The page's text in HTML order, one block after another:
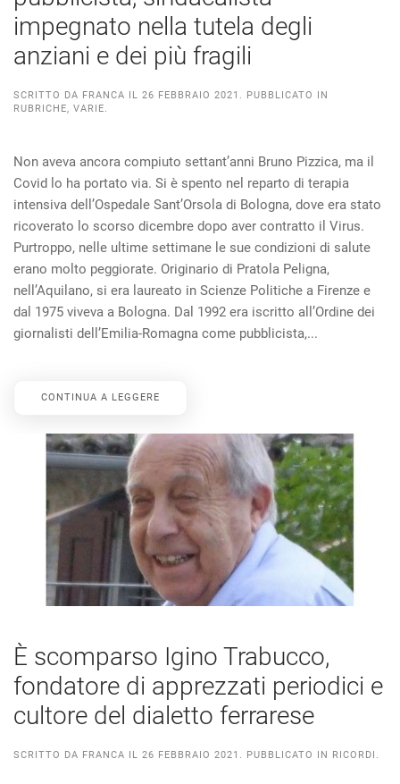
impegnato nella tutela degli
anziani e dei più fragili
SCRITTO DA FRANCA IL 26 FEBBRAIO 2021
. PUBBLICATO IN
RUBRICHE
VARIE
Non aveva ancora compiuto settant’anni Bruno Pizzica, ma il
Covid lo ha portato via. Si è spento nel reparto di terapia
intensiva dell’Ospedale Sant’Orsola di Bologna, dove era stato
ricoverato lo scorso dicembre dopo aver contratto il Virus.
Purtroppo, nelle ultime settimane le sue condizioni di salute
erano molto peggiorate. Originario di Pratola Peligna,
nell’Aquilano, si era laureato in Scienze Politiche a Firenze e
dal 1975 viveva a Bologna. Dal 1992 era iscritto all’Ordine dei
giornalisti dell’Emilia-Romagna come pubblicista,...
CONTINUA A LEGGERE
È scomparso Igino Trabucco,
fondatore di apprezzati periodici e
cultore del dialetto ferrarese
SCRITTO DA FRANCA IL 26 FEBBRAIO 2021 . PUBBLICATO IN RICORDI .